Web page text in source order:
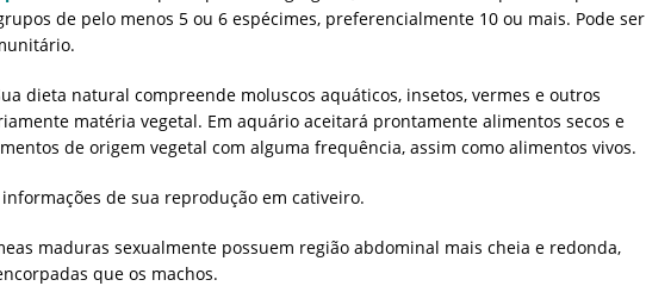
de pelo menos 5 ou 6 espécimes, preferencialmente 10 ou mais. Pode ser
dieta natural compreende moluscos aquáticos, insetos, vermes e outros
matéria vegetal. Em aquário aceitará prontamente alimentos secos e
de origem vegetal com alguma frequência, assim como alimentos vivos.
de sua reprodução em cativeiro.
maduras sexualmente possuem região abdominal mais cheia e redonda,
que os machos.